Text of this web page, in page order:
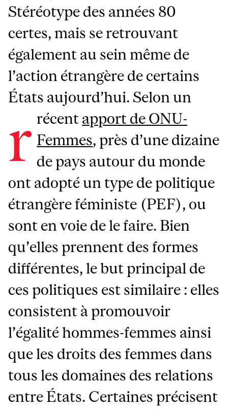
Stéréotype des années 80
certes, mais se retrouvant
également au sein même de
l’action étrangère de certains
États aujourd’hui. Selon un
récent
r
apport de ONU-
Femmes, près d’une dizaine
de pays autour du monde
ont adopté un type de politique
étrangère féministe (PEF), ou
sont en voie de le faire. Bien
qu’elles prennent des formes
différentes, le but principal de
ces politiques est similaire : elles
consistent à promouvoir
l’égalité hommes-femmes ainsi
que les droits des femmes dans
tous les domaines des relations
entre États. Certaines précisent